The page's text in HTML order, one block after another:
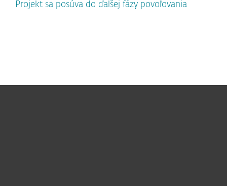
Projekt sa posúva do ďalšej fázy povoľovania